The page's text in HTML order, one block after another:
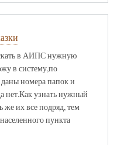
в АИПС нужную
в систему,по
номера папок и
нет.Как узнать нужный
же их все подряд, тем
пункта